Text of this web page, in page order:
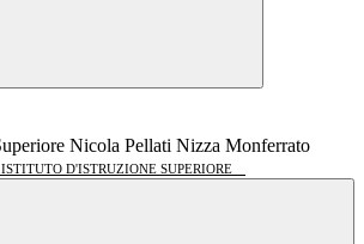
ISTITUTO D'ISTRUZIONE SUPERIORE